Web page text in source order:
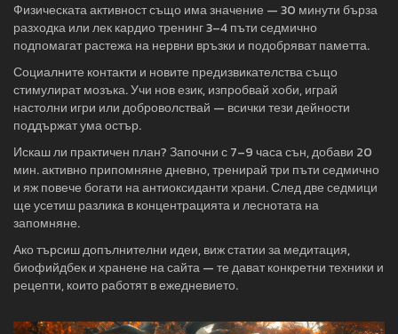
Физическата активност също има значение — 30 минути бърза
разходка или лек кардио тренинг 3–4 пъти седмично
подпомагат растежа на нервни връзки и подобряват паметта.
Социалните контакти и новите предизвикателства също
стимулират мозъка. Учи нов език, изпробвай хоби, играй
настолни игри или доброволствай — всички тези дейности
поддържат ума остър.
Искаш ли практичен план? Започни с 7–9 часа сън, добави 20
мин. активно припомняне дневно, тренирай три пъти седмично
и яж повече богати на антиоксиданти храни. След две седмици
ще усетиш разлика в концентрацията и леснотата на
запомняне.
Ако търсиш допълнителни идеи, виж статии за медитация,
биофийдбек и хранене на сайта — те дават конкретни техники и
рецепти, които работят в ежедневието.